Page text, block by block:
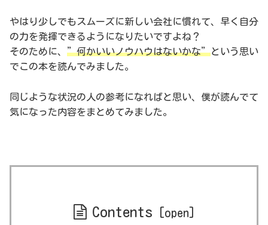
やはり少しでもスムーズに新しい会社に慣れて、早く自分
の力を発揮できるようになりたいですよね？
そのために、 ”何かいいノウハウはないかな”という思い
でこの本を読んでみました。
同じような状況の人の参考になればと思い、僕が読んでて
気になった内容をまとめてみました。
Contents